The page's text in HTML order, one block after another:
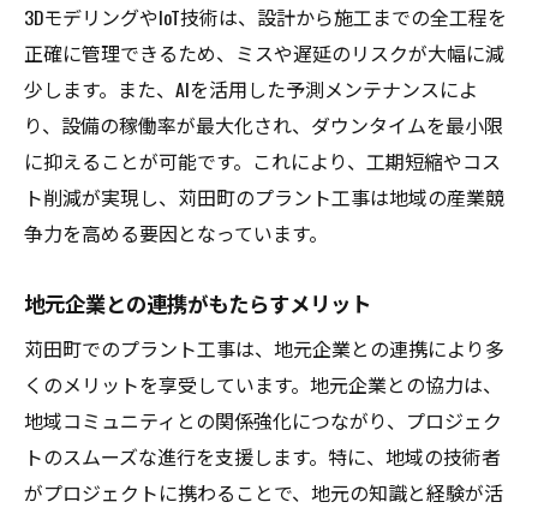
教育研修の重要性と実践方法
技術者から見た未来のプラント工事
技術革新を取り入れるための工夫
環境配慮型プラント工事の最新事情
環境基準に準拠した施工方法
廃棄物削減とリサイクルの取り組み
環境評価の導入とその効果
持続可能性を考慮したデザイン
環境対応技術の進化と展望
苅田町におけるプラント工事の実例紹介
成功事例から学ぶ効率的な工事
3DモデリングやIoT技術は、設計から施工までの全工程を
正確に管理できるため、ミスや遅延のリスクが大幅に減
少します。また、AIを活用した予測メンテナンスによ
り、設備の稼働率が最大化され、ダウンタイムを最小限
に抑えることが可能です。これにより、工期短縮やコス
ト削減が実現し、苅田町のプラント工事は地域の産業競
争力を高める要因となっています。
地元企業との連携がもたらすメリット
苅田町でのプラント工事は、地元企業との連携により多
くのメリットを享受しています。地元企業との協力は、
地域コミュニティとの関係強化につながり、プロジェク
トのスムーズな進行を支援します。特に、地域の技術者
がプロジェクトに携わることで、地元の知識と経験が活